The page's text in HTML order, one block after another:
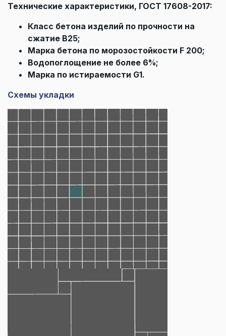
Технические характеристики, ГОСТ 17608-2017:
Класс бетона изделий по прочности на
сжатие В25;
Марка бетона по морозостойкости F 200;
Водопоглощение не более 6%;
Марка по истираемости G1.
Схемы укладки